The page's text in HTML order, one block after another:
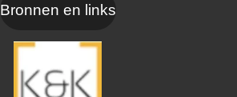
Bronnen en links